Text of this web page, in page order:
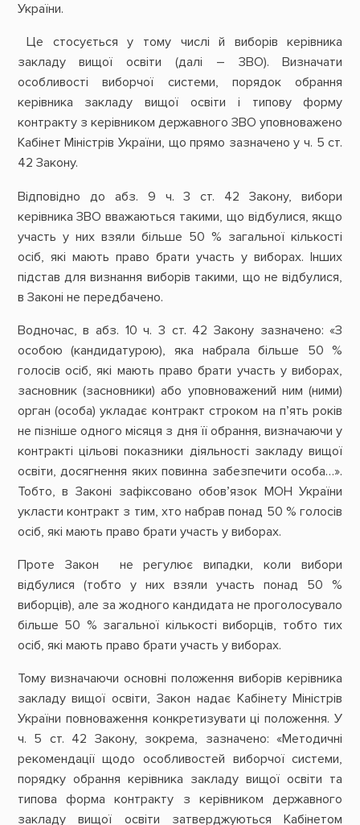
України.
Це стосується у тому числі й виборів керівника
закладу вищої освіти (далі – ЗВО). Визначати
особливості виборчої системи, порядок обрання
керівника закладу вищої освіти і типову форму
контракту з керівником державного ЗВО уповноважено
Кабінет Міністрів України, що прямо зазначено у ч. 5 ст.
42 Закону.
Відповідно до абз. 9 ч. 3 ст. 42 Закону, вибори
керівника ЗВО вважаються такими, що відбулися, якщо
участь у них взяли більше 50 % загальної кількості
осіб, які мають право брати участь у виборах. Інших
підстав для визнання виборів такими, що не відбулися,
в Законі не передбачено.
Водночас, в абз. 10 ч. 3 ст. 42 Закону зазначено: «З
особою (кандидатурою), яка набрала більше 50 %
голосів осіб, які мають право брати участь у виборах,
засновник (засновники) або уповноважений ним (ними)
орган (особа) укладає контракт строком на п’ять років
не пізніше одного місяця з дня її обрання, визначаючи у
контракті цільові показники діяльності закладу вищої
освіти, досягнення яких повинна забезпечити особа…».
Тобто, в Законі зафіксовано обов’язок МОН України
укласти контракт з тим, хто набрав понад 50 % голосів
осіб, які мають право брати участь у виборах.
Проте Закон не регулює випадки, коли вибори
відбулися (тобто у них взяли участь понад 50 %
виборців), але за жодного кандидата не проголосувало
більше 50 % загальної кількості виборців, тобто тих
осіб, які мають право брати участь у виборах.
Тому визначаючи основні положення виборів керівника
закладу вищої освіти, Закон надає Кабінету Міністрів
України повноваження конкретизувати ці положення. У
ч. 5 ст. 42 Закону, зокрема, зазначено: «Методичні
рекомендації щодо особливостей виборчої системи,
порядку обрання керівника закладу вищої освіти та
типова форма контракту з керівником державного
закладу вищої освіти затверджуються Кабінетом